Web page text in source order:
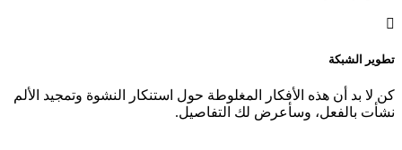
تطوير الشبكة
كن لا بد أن هذه الأفكار المغلوطة حول استنكار النشوة وتمجيد الألم
نشأت بالفعل، وسأعرض لك التفاصيل.